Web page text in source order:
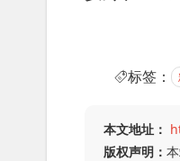
标签：
本文地址：
版权声明：